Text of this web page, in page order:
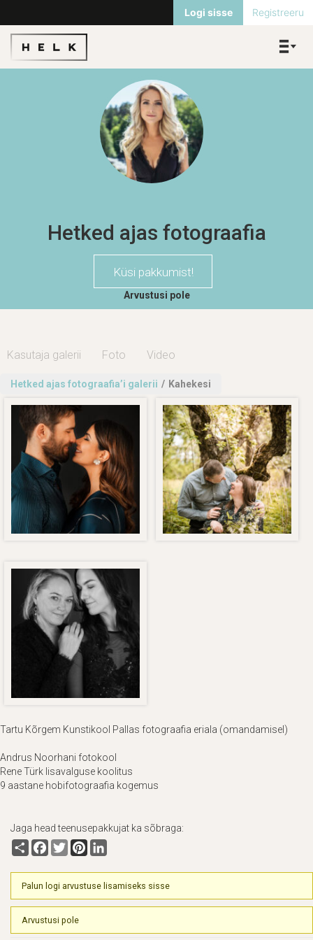
Hetked ajas fotograafia
Küsi pakkumist!
Arvustusi pole
Kasutaja galerii Foto Video
Hetked ajas fotograafia’i galerii / Kahekesi
Tartu Kõrgem Kunstikool Pallas fotograafia eriala (omandamisel)
Andrus Noorhani fotokool
Rene Türk lisavalguse koolitus
9 aastane hobifotograafia kogemus
Jaga head teenusepakkujat ka sõbraga:
ShareFacebook
TwitterPinterest
Palun logi arvustuse lisamiseks sisse
Arvustusi pole
Logi sisse Registreeru